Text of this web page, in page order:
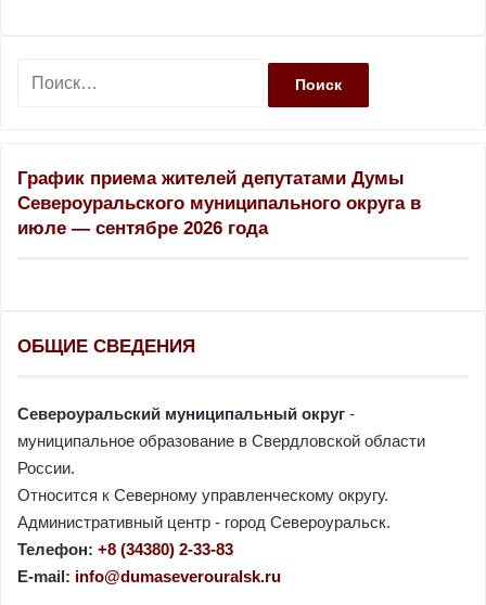
:График приема жителей депутатами Думы
Североуральского муниципального округа в
июле — сентябре 2026 года
ОБЩИЕ СВЕДЕНИЯ
Североуральский муниципальный округ -
муниципальное образование в Свердловской области
России.
Относится к Северному управленческому округу.
Административный центр - город Североуральск.
Телефон: +8 (34380) 2-33-83
E-mail: info@dumaseverouralsk.ru